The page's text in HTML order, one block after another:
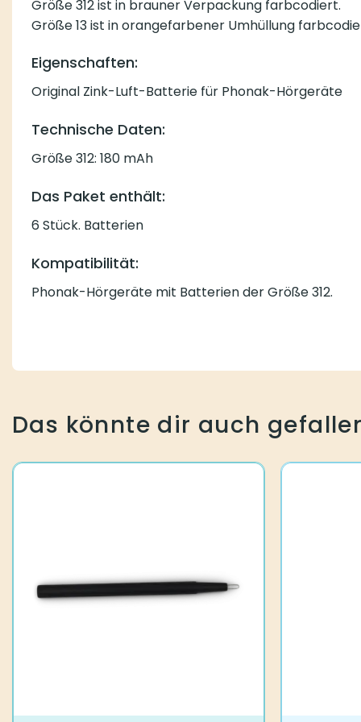
Größe 312 ist in brauner Verpackung farbcodiert.
Größe 13 ist in orangefarbener Umhüllung
Eigenschaften:
Original Zink-Luft-Batterie für Phonak-Hörgeräte
Technische Daten:
Größe 312: 180 mAh
Das Paket enthält:
6 Stück. Batterien
Kompatibilität:
Phonak-Hörgeräte mit Batterien der Größe 312.
Das könnte dir auch